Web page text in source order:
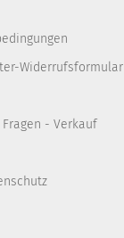
Widerrufsformular
- Verkauf